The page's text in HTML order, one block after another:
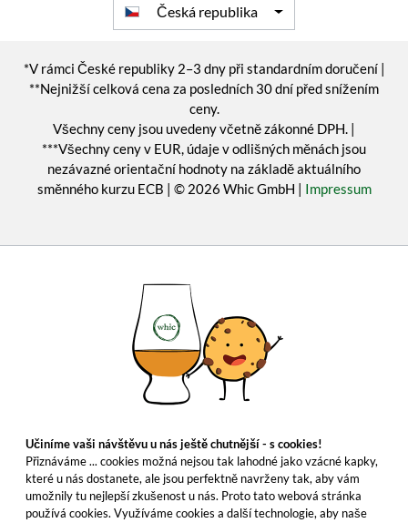
Česká republika
*V rámci České republiky 2–3 dny při standardním doručení |
**Nejnižší celková cena za posledních 30 dní před snížením
ceny.
Všechny ceny jsou uvedeny včetně zákonné DPH. |
***Všechny ceny v EUR, údaje v odlišných měnách jsou
nezávazné orientační hodnoty na základě aktuálního
směnného kurzu ECB | © 2026 Whic GmbH | Impressum
Učiníme vaši návštěvu u nás ještě chutnější - s cookies!
Přiznáváme ... cookies možná nejsou tak lahodné jako vzácné kapky,
které u nás dostanete, ale jsou perfektně navrženy tak, aby vám
umožnily tu nejlepší zkušenost u nás. Proto tato webová stránka
používá cookies. Využíváme cookies a další technologie, aby naše